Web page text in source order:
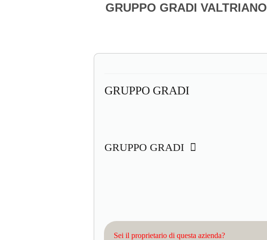
GRUPPO GRADI VALTRIANO
GRUPPO GRADI
GRUPPO GRADI
Sei il proprietario di questa azienda?